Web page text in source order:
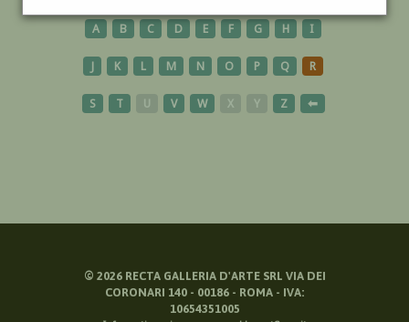
A B C D E F G H I
J K L M N O P Q R
S T U V W X Y Z ⬅
© 2026RECTA GALLERIA D'ARTE SRL VIA DEI
CORONARI 140 - 00186 - ROMA - IVA:
10654351005